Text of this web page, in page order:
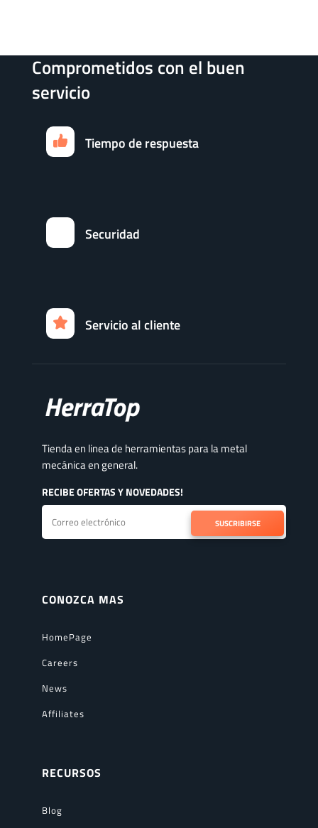
Comprometidos con el buen
servicio
Tiempo de respuesta
Securidad
Servicio al cliente
Tienda en linea de herramientas para la metal
mecánica en general.
RECIBE OFERTAS Y NOVEDADES!
SUSCRIBIRSE
CONOZCA MAS
HomePage
Careers
News
Affiliates
RECURSOS
Blog